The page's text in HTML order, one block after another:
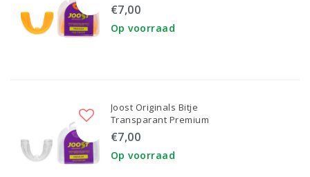
€7,00
Op voorraad
Joost Originals Bitje
Transparant Premium
€7,00
Op voorraad